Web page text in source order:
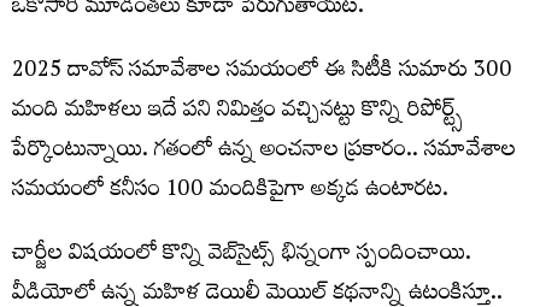
2025 దావోస్‌ సమావేశాల సమయంలో ఈ సిటీకి సుమారు 300
మంది మహిళలు ఇదే పని నిమిత్తం వచ్చినట్టు కొన్ని రిపోర్ట్స్‌
పేర్కొంటున్నాయి. గతంలో ఉన్న అంచనాల ప్రకారం.. సమావేశాల
సమయంలో కనీసం 100 మందికిపైగా అక్కడ ఉంటారట.
చార్జీల విషయంలో కొన్ని వెబ్‌సైట్స్‌ భిన్నంగా స్పందించాయి.
వీడియోలో ఉన్న మహిళ డెయిలీ మెయిల్‌ కథనాన్ని ఉటంకిస్తూ..